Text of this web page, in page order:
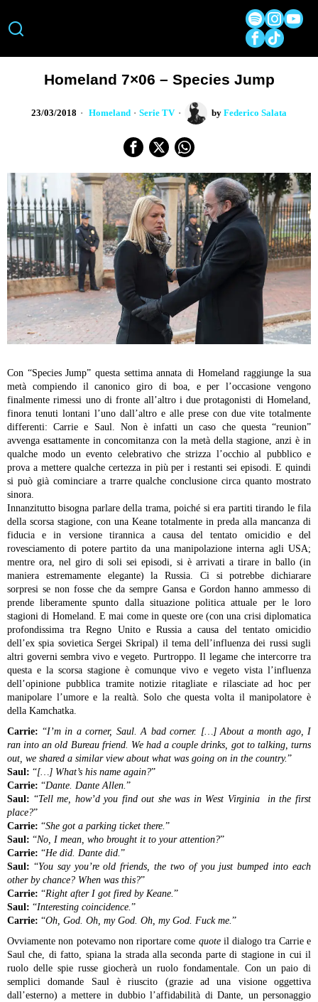
Homeland 7×06 – Species Jump
23/03/2018 Homeland · Serie TV by Federico Salata
Con “Species Jump” questa settima annata di Homeland raggiunge la sua
metà compiendo il canonico giro di boa, e per l’occasione vengono
finalmente rimessi uno di fronte all’altro i due protagonisti di Homeland,
finora tenuti lontani l’uno dall’altro e alle prese con due vite totalmente
differenti: Carrie e Saul. Non è infatti un caso che questa “reunion”
avvenga esattamente in concomitanza con la metà della stagione, anzi è in
qualche modo un evento celebrativo che strizza l’occhio al pubblico e
prova a mettere qualche certezza in più per i restanti sei episodi. E quindi
si può già cominciare a trarre qualche conclusione circa quanto mostrato
sinora.
Innanzitutto bisogna parlare della trama, poiché si era partiti tirando le fila
della scorsa stagione, con una Keane totalmente in preda alla mancanza di
fiducia e in versione tirannica a causa del tentato omicidio e del
rovesciamento di potere partito da una manipolazione interna agli USA;
mentre ora, nel giro di soli sei episodi, si è arrivati a tirare in ballo (in
maniera estremamente elegante) la Russia. Ci si potrebbe dichiarare
sorpresi se non fosse che da sempre Gansa e Gordon hanno ammesso di
prende liberamente spunto dalla situazione politica attuale per le loro
stagioni di Homeland. E mai come in queste ore (con una crisi diplomatica
profondissima tra Regno Unito e Russia a causa del tentato omicidio
dell’ex spia sovietica Sergei Skripal) il tema dell’influenza dei russi sugli
altri governi sembra vivo e vegeto. Purtroppo. Il legame che intercorre tra
questa e la scorsa stagione è comunque vivo e vegeto vista l’influenza
dell’opinione pubblica tramite notizie ritagliate e rilasciate ad hoc per
manipolare l’umore e la realtà. Solo che questa volta il manipolatore è
della Kamchatka.
Carrie: “I’m in a corner, Saul. A bad corner. […] About a month ago, I
ran into an old Bureau friend. We had a couple drinks, got to talking, turns
out, we shared a similar view about what was going on in the country.”
Saul: “[…] What’s his name again?”
Carrie: “Dante. Dante Allen.”
Saul: “Tell me, how’d you find out she was in West Virginia in the first
place?”
Carrie: “She got a parking ticket there.”
Saul: “No, I mean, who brought it to your attention?”
Carrie: “He did. Dante did.”
Saul: “You say you’re old friends, the two of you just bumped into each
other by chance? When was this?”
Carrie: “Right after I got fired by Keane.”
Saul: “Interesting coincidence.”
Carrie: “Oh, God. Oh, my God. Oh, my God. Fuck me.”
Ovviamente non potevamo non riportare come quoteil dialogo tra Carrie e
Saul che, di fatto, spiana la strada alla seconda parte di stagione in cui il
ruolo delle spie russe giocherà un ruolo fondamentale. Con un paio di
semplici domande Saul è riuscito (grazie ad una visione oggettiva
dall’esterno) a mettere in dubbio l’affidabilità di Dante, un personaggio